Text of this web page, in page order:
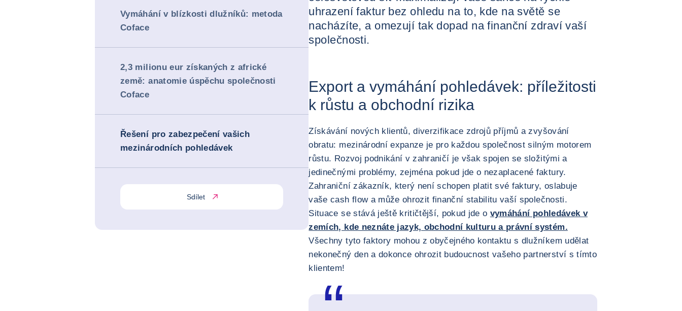
Vymáhání v blízkosti dlužníků: metoda
Coface
2,3 milionu eur získaných z africké
země: anatomie úspěchu společnosti
Coface
Řešení pro zabezpečení vašich
mezinárodních pohledávek
Sdílet
uhrazení faktur bez ohledu na to, kde na světě se
nacházíte, a omezují tak dopad na finanční zdraví vaší
společnosti.
Export a vymáhání pohledávek: příležitosti
k růstu a obchodní rizika
Získávání nových klientů, diverzifikace zdrojů příjmů a zvyšování
obratu: mezinárodní expanze je pro každou společnost silným motorem
růstu. Rozvoj podnikání v zahraničí je však spojen se složitými a
jedinečnými problémy, zejména pokud jde o nezaplacené faktury.
Zahraniční zákazník, který není schopen platit své faktury, oslabuje
vaše cash flow a může ohrozit finanční stabilitu vaší společnosti.
Situace se stává ještě kritičtější, pokud jde o vymáhání pohledávek v
zemích, kde neznáte jazyk, obchodní kulturu a právní systém.
Všechny tyto faktory mohou z obyčejného kontaktu s dlužníkem udělat
nekonečný den a dokonce ohrozit budoucnost vašeho partnerství s tímto
klientem!